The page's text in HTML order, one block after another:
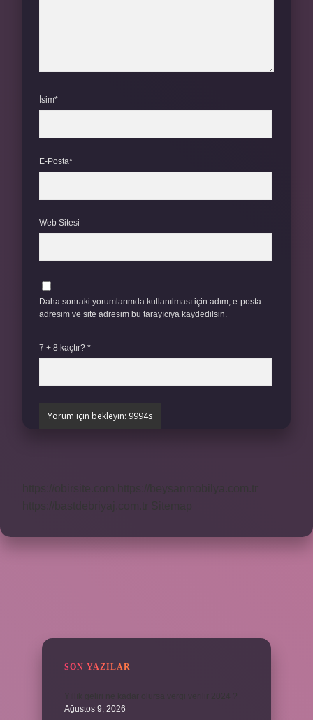
İsim*
E-Posta*
Web Sitesi
Daha sonraki yorumlarımda kullanılması için adım, e-posta
adresim ve site adresim bu tarayıcıya kaydedilsin.
7 + 8 kaçtır? *
SON YAZILAR
Ağustos 9, 2026